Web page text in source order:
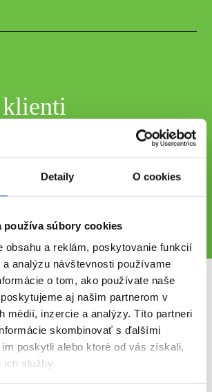
Detaily O cookies
používa súbory cookies
obsahu a reklám, poskytovanie funkcií
analýzu návštevnosti používame
o tom, ako používate naše
aj našim partnerom v
médií, inzercie a analýzy. Títo partneri
skombinovať s ďalšími
poskytli alebo ktoré od vás získali,
ich služby.
nezáväzne,
o nás viac